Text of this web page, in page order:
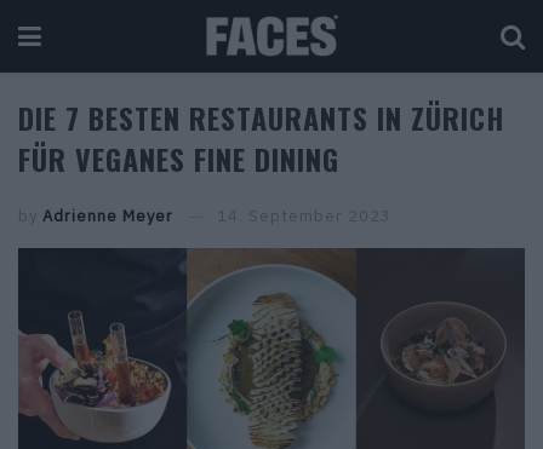
DIE 7 BESTEN RESTAURANTS IN ZÜRICH
FÜR VEGANES FINE DINING
by Adrienne Meyer 14. September 2023